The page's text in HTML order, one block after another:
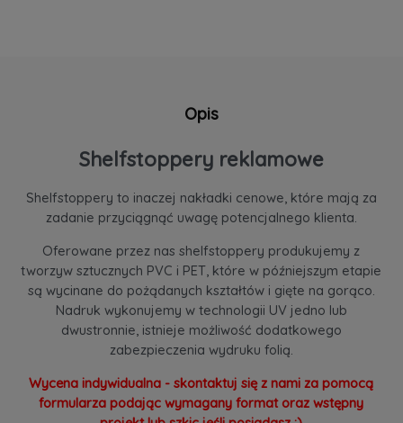
Opis
Shelfstoppery reklamowe
Shelfstoppery to inaczej nakładki cenowe, które mają za
zadanie przyciągnąć uwagę potencjalnego klienta.
Oferowane przez nas shelfstoppery produkujemy z
tworzyw sztucznych PVC i PET, które w późniejszym etapie
są wycinane do pożądanych kształtów i gięte na gorąco.
Nadruk wykonujemy w technologii UV jedno lub
dwustronnie, istnieje możliwość dodatkowego
zabezpieczenia wydruku folią.
Wycena indywidualna - skontaktuj się z nami za pomocą
formularza podając wymagany format oraz wstępny